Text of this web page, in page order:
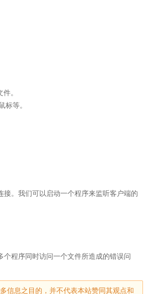
。
标等。
。我们可以启动一个程序来监听客户端的
程序同时访问一个文件所造成的错误问
信息之目的，并不代表本站赞同其观点和